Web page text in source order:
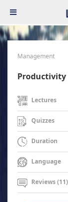
Management
Productivity
Lectures
Quizzes
Duration
Language
Reviews (11)